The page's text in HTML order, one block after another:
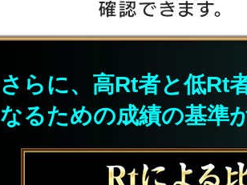
さらに、高Rt者と低Rt
なるための成績の基準